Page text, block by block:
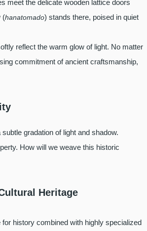
meet the delicate wooden lattice doors
(hanatomado) stands there, poised in quiet
reflect the warm glow of light. No matter
commitment of ancient craftsmanship,
gradation of light and shadow.
How will we weave this historic
Heritage
history combined with highly specialized